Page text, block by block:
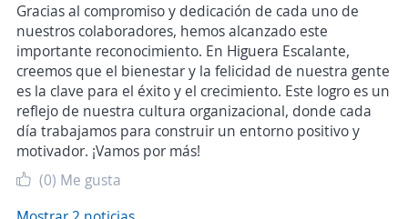
Gracias al compromiso y dedicación de cada uno de
nuestros colaboradores, hemos alcanzado este
importante reconocimiento. En Higuera Escalante,
creemos que el bienestar y la felicidad de nuestra gente
es la clave para el éxito y el crecimiento. Este logro es un
reflejo de nuestra cultura organizacional, donde cada
día trabajamos para construir un entorno positivo y
motivador. ¡Vamos por más!
(0) Me gusta